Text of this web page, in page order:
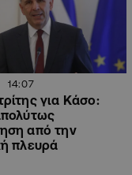
14:07
για Κάσο:
από την
πλευρά